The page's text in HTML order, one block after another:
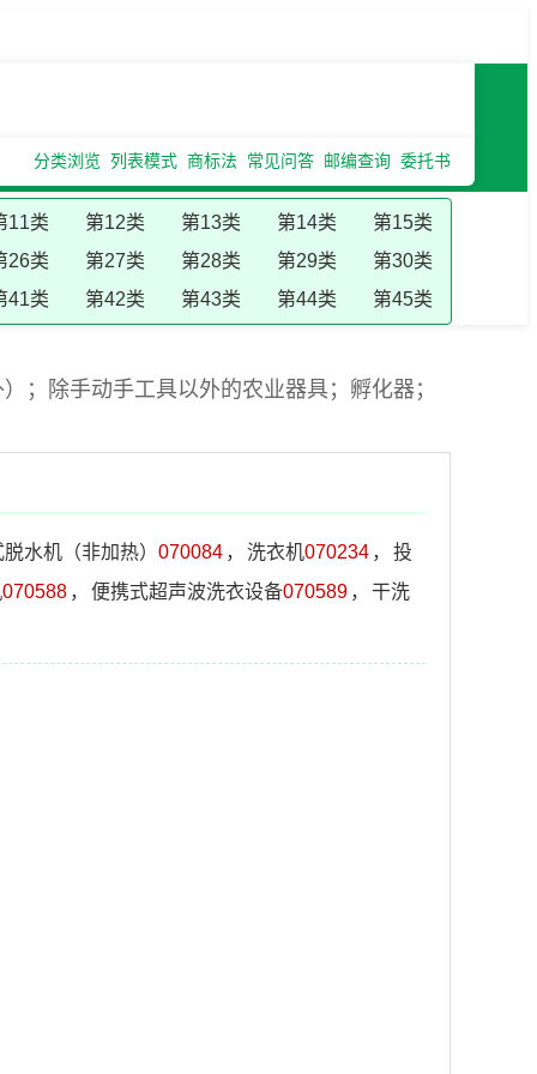
分类浏览 列表模式 商标法 常见问答 邮编查询 委托书
11类 第12类 第13类 第14类
第15类
26类
第27类 第28类 第29类
第30类
41类
第42类 第43类 第44类 第45类
；除手动手工具以外的农业器具；孵化器；
水机（非加热） 070084 ， 洗衣机070234 ，
投
070588 ， 便携式超声波洗衣设备070589 ， 干洗